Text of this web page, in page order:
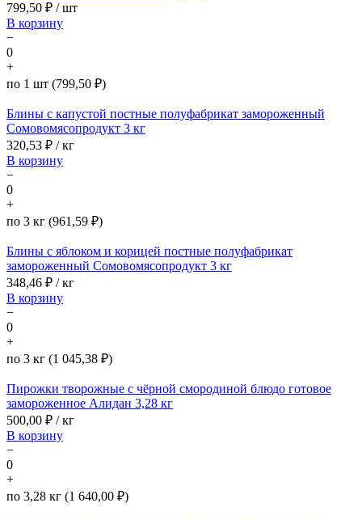
799,50 ₽ / шт
В корзину
−
0
+
по 1 шт (799,50 ₽)
Блины с капустой постные полуфабрикат замороженный
Сомовомясопродукт 3 кг
320,53 ₽ / кг
В корзину
−
0
+
по 3 кг (961,59 ₽)
Блины с яблоком и корицей постные полуфабрикат
замороженный Сомовомясопродукт 3 кг
348,46 ₽ / кг
В корзину
−
0
+
по 3 кг (1 045,38 ₽)
Пирожки творожные с чёрной смородиной блюдо готовое
замороженное Алидан 3,28 кг
500,00 ₽ / кг
В корзину
−
0
+
по 3,28 кг (1 640,00 ₽)